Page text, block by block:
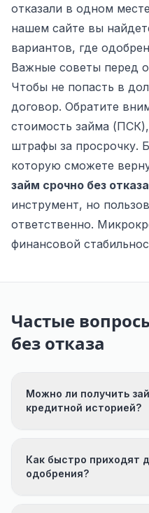
отказали в одном
нашем сайте вы
вариантов, где
Важные советы перед
Чтобы не попасть в
договор. Обратите
стоимость займа
штрафы за просрочку.
которую сможете
займ срочно без отказа
инструмент, но
ответственно.
финансовой
Частые
без отказа
Можно ли получить
кредитной историей?
Как быстро приходят
одобрения?